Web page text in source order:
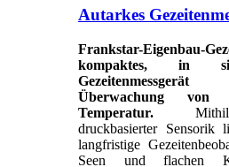
Autarkes
Frankstar-Eigenbau-
kompaktes, in
Überwachung von
Temperatur.
druckbasierter Sensorik
langfristige
Seen und flachen